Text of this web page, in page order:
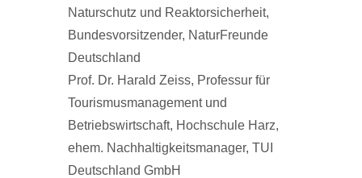
Naturschutz und Reaktorsicherheit,
Bundesvorsitzender, NaturFreunde
Deutschland
Prof. Dr. Harald Zeiss, Professur für
Tourismusmanagement und
Betriebswirtschaft, Hochschule Harz,
ehem. Nachhaltigkeitsmanager, TUI
Deutschland GmbH